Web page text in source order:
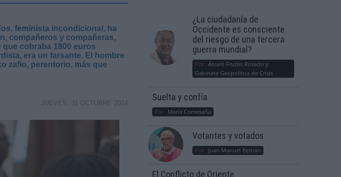
feminista incondicional, ha
compañeros y compañeras,
cobraba 1800 euros
era un farsante. El hombre
zafio, perentorio, más que
JUEVES, 31 OCTUBRE 2024
¿La ciudadanía de
Occidente es consciente
del riesgo de una tercera
guerra mundial?
Por Álvaro Frutos Rosado y
Gabinete Geopolítica de Crisis
Suelta y confía
Por María Comesaña
Votantes y votados
Por Juan Manuel Beltrán
El Conflicto de Oriente